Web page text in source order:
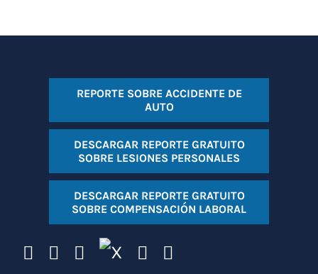
REPORTE SOBRE ACCIDENTE DE
AUTO
DESCARGAR REPORTE GRATUITO
SOBRE LESIONES PERSONALES
DESCARGAR REPORTE GRATUITO
SOBRE COMPENSACIÓN LABORAL